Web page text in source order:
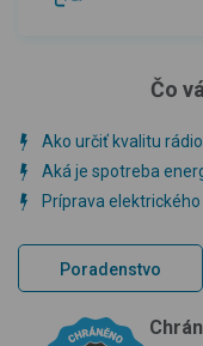
Čo
Ako určiť kvalitu
Aká je spotreba
Príprava
Poradenstvo